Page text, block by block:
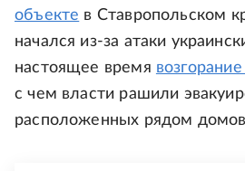
объекте в Ставропольском
начался из-за атаки
настоящее время
с чем власти рашили
расположенных рядом